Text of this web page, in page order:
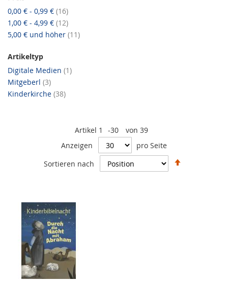
Artikel 1 -30 von 39
Anzeigen
pro Seite
Sortieren nach
0,00 € - 0,99 € 16Artikel
1,00 € - 4,99 € 12Artikel
5,00 € und höher 11Artikel
Artikeltyp
Digitale Medien 1Artikel
Mitgeberl 3Artikel
Kinderkirche 38Artikel